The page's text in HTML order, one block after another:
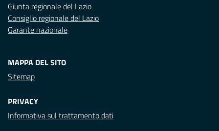
Giunta regionale del Lazio
Consiglio regionale del Lazio
Garante nazionale
MAPPA DEL SITO
Sitemap
PRIVACY
Informativa sul trattamento dati